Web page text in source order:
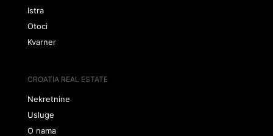
Istra
Otoci
Kvarner
CROATIA REAL ESTATE
Nekretnine
Usluge
O nama